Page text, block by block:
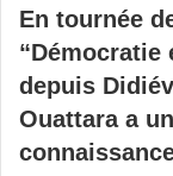
En tournée
“Démocratie
depuis
Ouattara a